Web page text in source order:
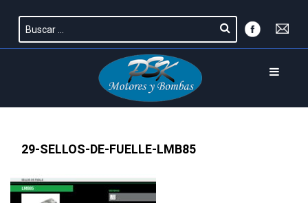
29-SELLOS-DE-FUELLE-LMB85